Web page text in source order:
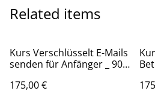
Related items
Kurs Verschlüsselt E-Mails
senden für Anfänger _ 90
175,00 €
für